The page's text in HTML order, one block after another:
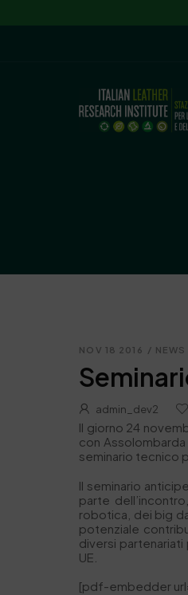
NOV 18 2016 / NEWS
admin_dev2
Il giorno 24
con Assolombarda
seminario tecnico
Il seminario
parte
robotica, dei big
potenziale
diversi
UE.
[pdf-embedder